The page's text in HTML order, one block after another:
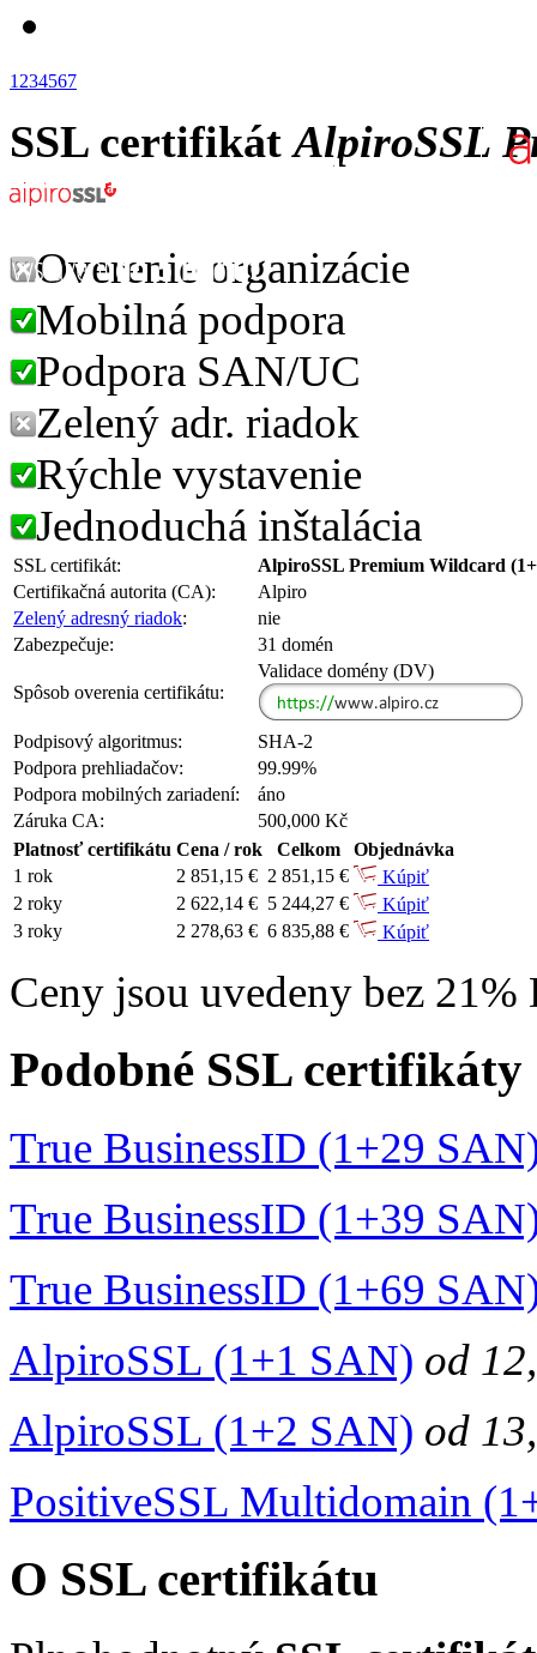
1 234567
SSL certifikát AlpiroSSL
Overenie organizácie
Mobilná podpora
Podpora SAN/UC
Zelený adr. riadok
Rýchle vystavenie
Jednoduchá inštalácia
SSL certifikát:
AlpiroSSL Premium Wildcard
Certifikačná autorita (CA):
Alpiro
Zelený adresný riadok:
nie
Zabezpečuje:
31 domén
Spôsob overenia certifikátu:
Validace domény (DV)
Podpisový algoritmus:
SHA-2
Podpora prehliadačov:
99.99%
Podpora mobilných zariadení:
áno
Záruka CA:
500,000 Kč
Platnosť certifikátu Cena / rok Celkom
Objednávka
1 rok
2 851,15 € 2 851,15 €
Kúpiť
2 roky
2 622,14 € 5 244,27 €
Kúpiť
3 roky
2 278,63 € 6 835,88 € Kúpiť
Ceny jsou uvedeny bez 21%
Podobné SSL certifikáty
True BusinessID (1+29
True BusinessID (1+39
True BusinessID (1+69
AlpiroSSL (1+1 SAN) od
AlpiroSSL (1+2 SAN) od
PositiveSSL Multidomain
O SSL certifikátu